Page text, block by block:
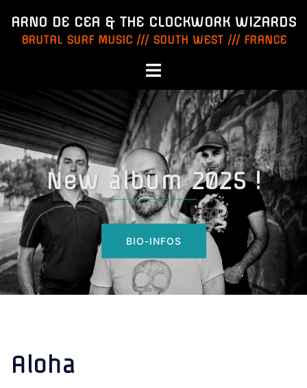
contenu
ARNO DE CEA & THE CLOCKWORK WIZARDS
BRUTAL SURF MUSIC /// SOUTH WEST /// FRANCE
Ouvrir/fermer
menu
New album 2025 !
BIO-INFOS
Aloha